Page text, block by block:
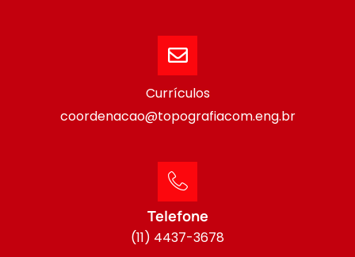
Currículos
coordenacao@topografiacom.eng.br
Telefone
(11) 4437-3678